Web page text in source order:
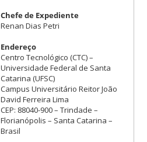
Chefe de Expediente
Renan Dias Petri
Endereço
Centro Tecnológico (CTC) –
Universidade Federal de Santa
Catarina (UFSC)
Campus Universitário Reitor João
David Ferreira Lima
CEP: 88040-900 – Trindade –
Florianópolis – Santa Catarina –
Brasil